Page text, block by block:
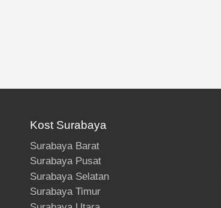
Kost Surabaya
Surabaya Barat
Surabaya Pusat
Surabaya Selatan
Surabaya Timur